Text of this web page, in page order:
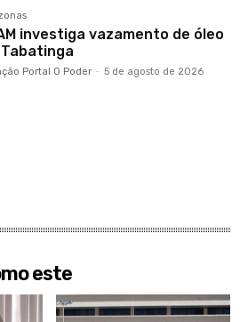
investiga vazamento de óleo
Portal O Poder - 5 de agosto de 2026
este